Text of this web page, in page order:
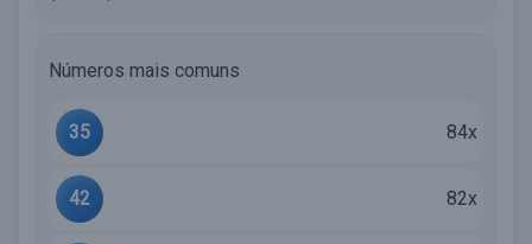
Números mais comuns
35 84x
42 82x